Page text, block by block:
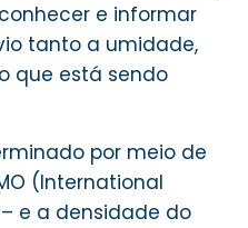
e informar
tanto a umidade,
que está sendo
por meio de
(International
e a densidade do